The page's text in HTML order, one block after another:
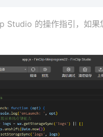
Studio 的操作指引，如